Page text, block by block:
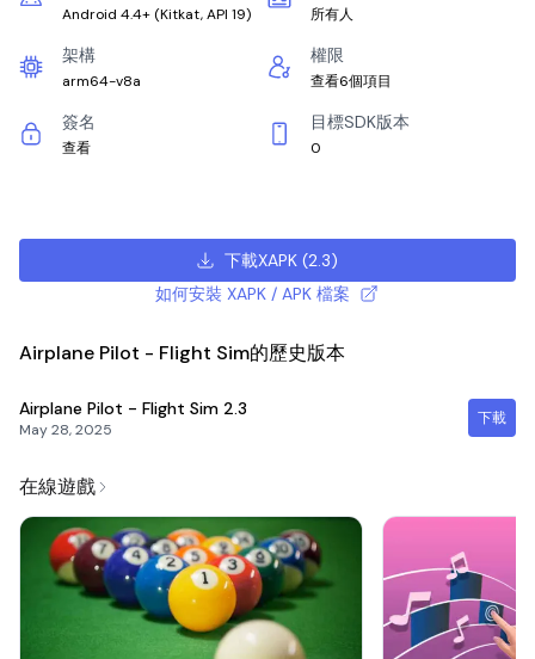
Android 4.4+ (Kitkat, API 19) 所有人
架構
arm64-v8a
權限
查看6個項目
簽名
查看
目標SDK版本
0
下載XAPK (2.3)
如何安裝 XAPK / APK 檔案
Airplane Pilot - Flight Sim的歷史版本
Airplane Pilot - Flight Sim 2.3
May 28, 2025
下載
在線遊戲